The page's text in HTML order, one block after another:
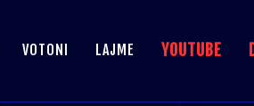
VOTONI LAJME YOUTUBE